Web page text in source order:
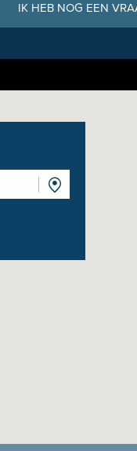
IK HEB NOG EEN